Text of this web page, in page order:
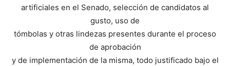
artificiales en el Senado, selección de candidatos al
gusto, uso de
tómbolas y otras lindezas presentes durante el proceso
de aprobación
y de implementación de la misma, todo justificado bajo el